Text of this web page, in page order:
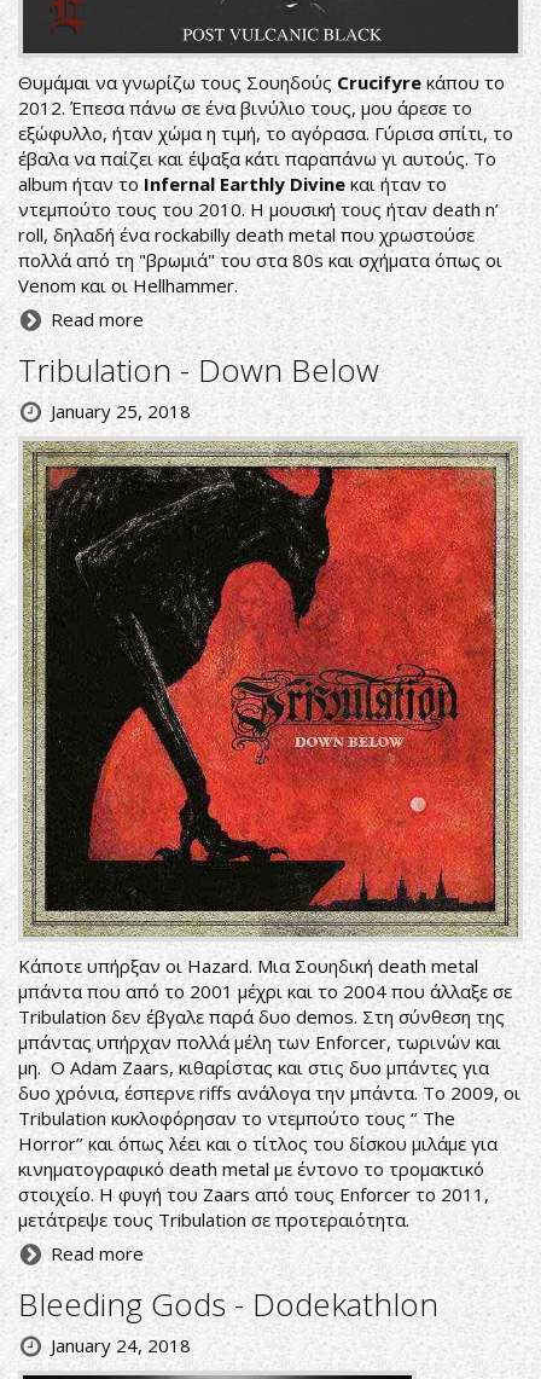
Θυμάμαι να γνωρίζω τους Σουηδούς Crucifyreκάπου το
2012. Έπεσα πάνω σε ένα βινύλιο τους, μου άρεσε το
εξώφυλλο, ήταν χώμα η τιμή, το αγόρασα. Γύρισα σπίτι, το
έβαλα να παίζει και έψαξα κάτι παραπάνω γι αυτούς. Το
album ήταν τοInfernal Earthly Divineκαι ήταν το
ντεμπούτο τους του 2010. Η μουσική τους ήταν death n’
roll, δηλαδή ένα rockabilly death metal που χρωστούσε
πολλά από τη "βρωμιά" του στα 80s και σχήματα όπως οι
Venom και οι Hellhammer.
Read more
Tribulation - Down Below
January 25, 2018
Κάποτε υπήρξαν οι Hazard. Μια Σουηδική death metal
μπάντα που από το 2001 μέχρι και το 2004 που άλλαξε σε
Tribulation δεν έβγαλε παρά δυο demos. Στη σύνθεση της
μπάντας υπήρχαν πολλά μέλη των Enforcer, τωρινών και
μη. Ο Adam Zaars, κιθαρίστας και στις δυο μπάντες για
δυο χρόνια, έσπερνε riffs ανάλογα την μπάντα. Το 2009, οι
Tribulation κυκλοφόρησαν το ντεμπούτο τους ‘’ The
Horror’’ και όπως λέει και ο τίτλος του δίσκου μιλάμε για
κινηματογραφικό death metal με έντονο το τρομακτικό
στοιχείο. Η φυγή του Zaars από τους Enforcer το 2011,
μετάτρεψε τους Tribulation σε προτεραιότητα.
Read more
Bleeding Gods - Dodekathlon
January 24, 2018